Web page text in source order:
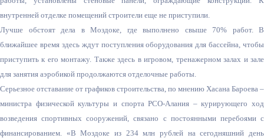
внутренней отделке помещений строители еще не приступили.
Лучше обстоят дела в Моздоке, где выполнено свыше 70% работ. В
ближайшее время здесь ждут поступления оборудования для бассейна, чтобы
приступить к его монтажу. Также здесь в игровом, тренажерном залах и зале
для занятия аэробикой продолжаются отделочные работы.
Серьезное отставание от графиков строительства, по мнению Хасана Бароева –
министра физической культуры и спорта РСО-Алания – курирующего ход
возведения спортивных сооружений, связано с постоянными перебоями с
финансированием. «В Моздоке из 234 млн рублей на сегодняшний день